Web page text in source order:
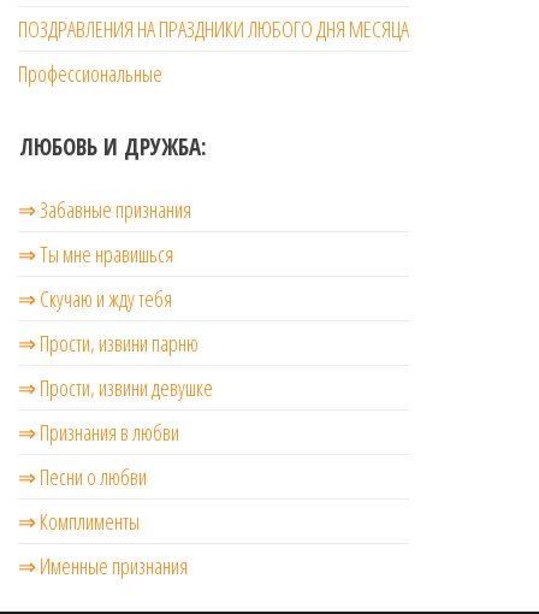
ПОЗДРАВЛЕНИЯ НА ПРАЗДНИКИ ЛЮБОГО ДНЯ МЕСЯЦА
Профессиональные
ЛЮБОВЬ И ДРУЖБА:
⇒ Забавные признания
⇒ Ты мне нравишься
⇒ Скучаю и жду тебя
⇒ Прости, извини парню
⇒ Прости, извини девушке
⇒ Признания в любви
⇒ Песни о любви
⇒ Комплименты
⇒ Именные признания